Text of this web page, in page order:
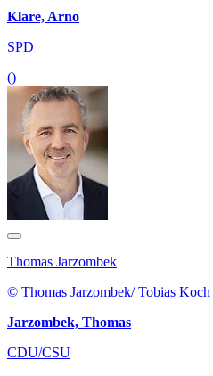
Klare, Arno
SPD
()
Thomas Jarzombek
© Thomas Jarzombek/ Tobias Koch
Jarzombek, Thomas
CDU/CSU